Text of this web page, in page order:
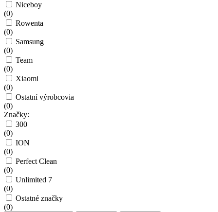
Niceboy
(0)
Rowenta
(0)
Samsung
(0)
Team
(0)
Xiaomi
(0)
Ostatní výrobcovia
(0)
Značky:
300
(0)
ION
(0)
Perfect Clean
(0)
Unlimited 7
(0)
Ostatné značky
(0)